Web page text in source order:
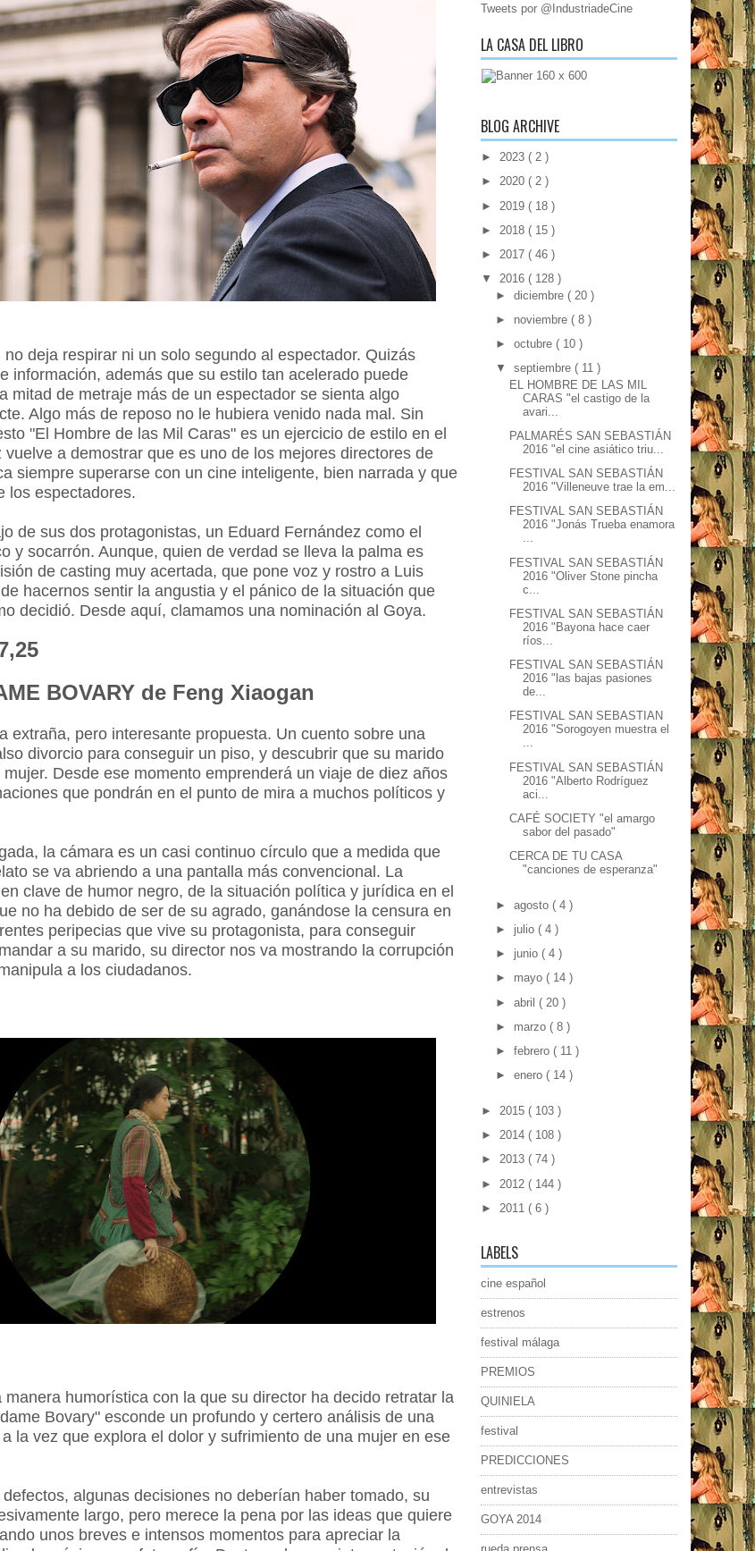
deja respirar ni un solo segundo al espectador. Quizás
información, además que su estilo tan acelerado puede
mitad de metraje más de un espectador se sienta algo
Algo más de reposo no le hubiera venido nada mal. Sin
"El Hombre de las Mil Caras" es un ejercicio de estilo en el
a demostrar que es uno de los mejores directores de
siempre superarse con un cine inteligente, bien narrada y que
los espectadores.
de sus dos protagonistas, un Eduard Fernández como el
y socarrón. Aunque, quien de verdad se lleva la palma es
de casting muy acertada, que pone voz y rostro a Luis
hacernos sentir la angustia y el pánico de la situación que
decidió. Desde aquí, clamamos una nominación al Goya.
BOVARY de Feng Xiaogan
extraña, pero interesante propuesta. Un cuento sobre una
divorcio para conseguir un piso, y descubrir que su marido
Desde ese momento emprenderá un viaje de diez años
que pondrán en el punto de mira a muchos políticos y
la cámara es un casi continuo círculo que a medida que
se va abriendo a una pantalla más convencional. La
clave de humor negro, de la situación política y jurídica en el
no ha debido de ser de su agrado, ganándose la censura en
peripecias que vive su protagonista, para conseguir
a su marido, su director nos va mostrando la corrupción
a los ciudadanos.
manera humorística con la que su director ha decido retratar la
Bovary" esconde un profundo y certero análisis de una
la vez que explora el dolor y sufrimiento de una mujer en ese
algunas decisiones no deberían haber tomado, su
largo, pero merece la pena por las ideas que quiere
unos breves e intensos momentos para apreciar la
Tweets por @IndustriadeCine
LA CASA DEL LIBRO
BLOG ARCHIVE
► 2023 ( 2 )
► 2020 ( 2 )
► 2019 ( 18 )
► 2018 ( 15 )
► 2017 ( 46 )
▼ 2016 ( 128 )
► diciembre ( 20 )
► noviembre ( 8 )
► octubre ( 10 )
▼ septiembre ( 11 )
EL HOMBRE DE LAS MIL
CARAS "el castigo de la
avari...
PALMARÉS SAN SEBASTIÁN
2016 "el cine asiático triu...
FESTIVAL SAN SEBASTIÁN
2016 "Villeneuve trae la em...
FESTIVAL SAN SEBASTIÁN
2016 "Jonás Trueba enamora
...
FESTIVAL SAN SEBASTIÁN
2016 "Oliver Stone pincha
c...
FESTIVAL SAN SEBASTIÁN
2016 "Bayona hace caer
ríos...
FESTIVAL SAN SEBASTIÁN
2016 "las bajas pasiones
de...
FESTIVAL SAN SEBASTIAN
2016 "Sorogoyen muestra el
...
FESTIVAL SAN SEBASTIÁN
2016 "Alberto Rodríguez
aci...
CAFÉ SOCIETY "el amargo
sabor del pasado"
CERCA DE TU CASA
"canciones de esperanza"
► agosto ( 4 )
► julio ( 4 )
► junio ( 4 )
► mayo ( 14 )
► abril ( 20 )
► marzo ( 8 )
► febrero ( 11 )
► enero ( 14 )
► 2015 ( 103 )
► 2014 ( 108 )
► 2013 ( 74 )
► 2012 ( 144 )
► 2011 ( 6 )
LABELS
cine español
estrenos
festival málaga
PREMIOS
QUINIELA
festival
PREDICCIONES
entrevistas
GOYA 2014